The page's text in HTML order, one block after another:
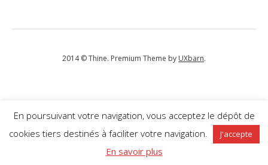
2014 © Thine. Premium Theme by UXbarn.
En poursuivant votre navigation, vous acceptez le dépôt de
cookies tiers destinés à faciliter votre navigation.
J'accepte
En savoir plus